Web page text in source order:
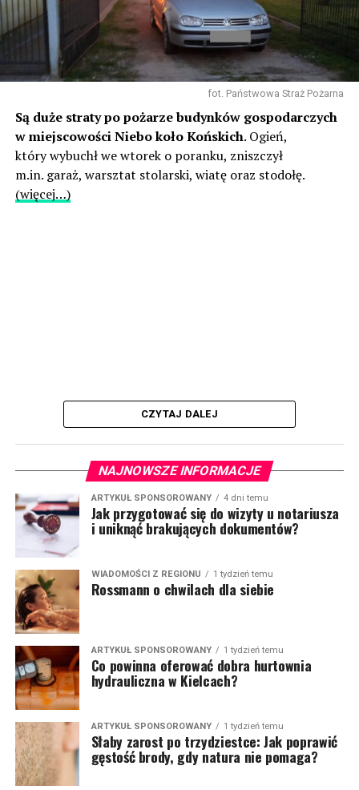
fot. Państwowa Straż Pożarna
Są duże straty po pożarze budynków gospodarczych
w miejscowości Niebo koło Końskich. Ogień,
który wybuchł we wtorek o poranku, zniszczył
m.in. garaż, warsztat stolarski, wiatę oraz stodołę.
(więcej…)
CZYTAJ DALEJ
NAJNOWSZE INFORMACJE
ARTYKUŁ SPONSOROWANY 4 dni temu
Jak przygotować się do wizyty u notariusza
i uniknąć brakujących dokumentów?
WIADOMOŚCI Z REGIONU 1 tydzień temu
Rossmann o chwilach dla siebie
ARTYKUŁ SPONSOROWANY 1 tydzień temu
Co powinna oferować dobra hurtownia
hydrauliczna w Kielcach?
ARTYKUŁ SPONSOROWANY 1 tydzień temu
Słaby zarost po trzydziestce: Jak poprawić
gęstość brody, gdy natura nie pomaga?